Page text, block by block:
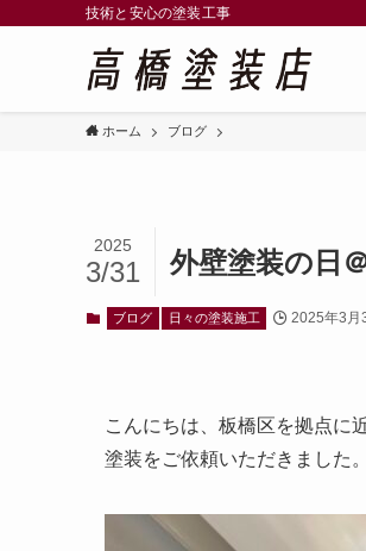
技術と安心の塗装工事
ホーム ブログ
外壁塗装の日
2025
3/31
ブログ 日々の塗装施工 2025年3月
こんにちは、板橋区を拠点に
塗装をご依頼いただきました